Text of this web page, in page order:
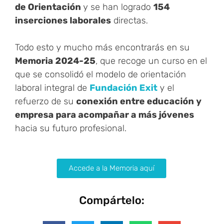
de Orientación y se han logrado 154
inserciones laborales directas.
Todo esto y mucho más encontrarás en su
Memoria 2024-25, que recoge un curso en el
que se consolidó el modelo de orientación
laboral integral de Fundación Exit y el
refuerzo de su conexión entre educación y
empresa para acompañar a más jóvenes
hacia su futuro profesional.
Accede a la Memoria aquí
Compártelo: